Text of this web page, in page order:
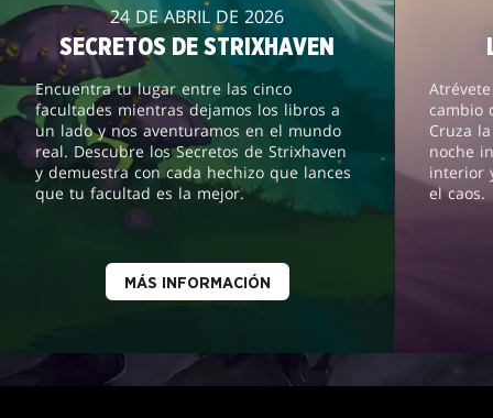
24 DE ABRIL DE 2026
SECRETOS DE STRIXHAVEN
Encuentra tu lugar entre las cinco
facultades mientras dejamos los libros a
un lado y nos aventuramos en el mundo
real. Descubre los Secretos de Strixhaven
y demuestra con cada hechizo que lances
que tu facultad es la mejor.
MÁS INFORMACIÓN
cambio
Cruza
noche
interior
el caos.